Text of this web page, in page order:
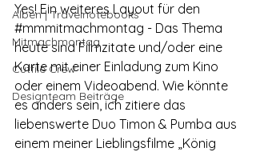
Alben | Travelnotebooks
Mitmachmontag
Cutfile Crew
Designteam Beiträge
Yes! Ein weiteres Layout für den
#mmmitmachmontag - Das Thema
heute sind Filmzitate und/oder eine
Karte mit einer Einladung zum Kino
oder einem Videoabend. Wie könnte
es anders sein, ich zitiere das
liebenswerte Duo Timon & Pumba aus
einem meiner Lieblingsfilme „König